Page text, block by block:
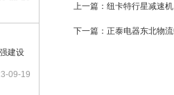
建设
09-19
上一篇：纽卡特行星减速
下一篇：正泰电器东北物